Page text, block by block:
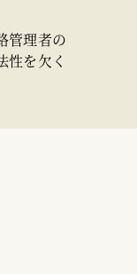
管理者の
性を欠く